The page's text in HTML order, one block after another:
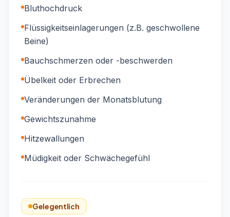
Bluthochdruck
Flüssigkeitseinlagerungen (z.B. geschwollene
Beine)
Bauchschmerzen oder -beschwerden
Übelkeit oder Erbrechen
Veränderungen der Monatsblutung
Gewichtszunahme
Hitzewallungen
Müdigkeit oder Schwächegefühl
Gelegentlich